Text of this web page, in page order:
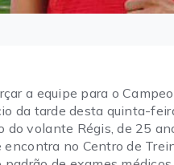
a equipe para o
da tarde desta quinta-
do volante Régis, de 25
encontra no Centro de